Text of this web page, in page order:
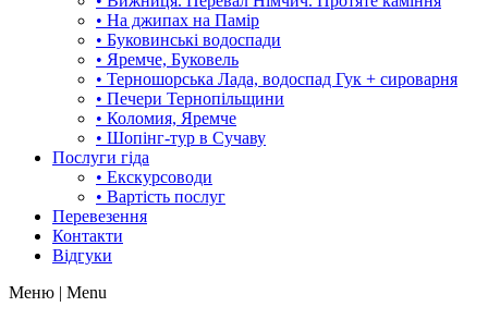
• На джипах на Памір
• Буковинські водоспади
• Яремче, Буковель
• Терношорська Лада, водоспад Гук + сироварня
• Печери Тернопільщини
• Коломия, Яремче
• Шопінг-тур в Сучаву
Послуги гіда
• Екскурсоводи
• Вартість послуг
Перевезення
Контакти
Відгуки
Меню | Menu